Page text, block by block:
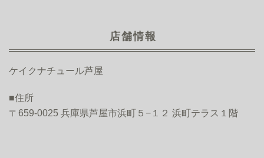
店舗情報
ケイクナチュール芦屋
■住所
〒659-0025 兵庫県芦屋市浜町５−１２ 浜町テラス１階